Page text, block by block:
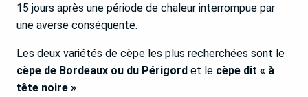
15 jours après une période de chaleur interrompue par
une averse conséquente.
Les deux variétés de cèpe les plus recherchées sont le
cèpe de Bordeaux ou du Périgord et le cèpe dit « à
tête noire ».